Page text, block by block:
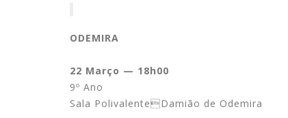
ODEMIRA
22 Março — 18h00
9º Ano
Sala PolivalenteDamião de Odemira